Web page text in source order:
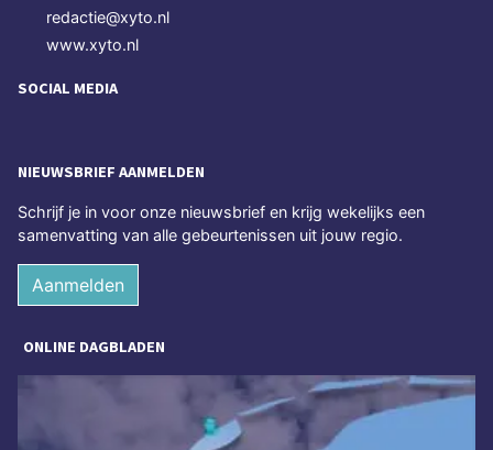
redactie@xyto.nl
www.xyto.nl
SOCIAL MEDIA
NIEUWSBRIEF AANMELDEN
Schrijf je in voor onze nieuwsbrief en krijg wekelijks een
samenvatting van alle gebeurtenissen uit jouw regio.
Aanmelden
ONLINE DAGBLADEN